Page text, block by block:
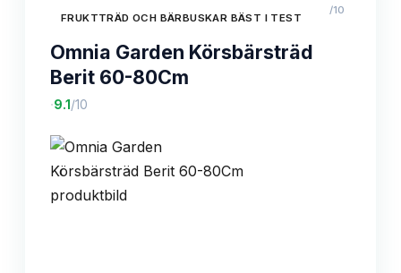
FRUKTTRÄD OCH BÄRBUSKAR BÄST I TEST
Omnia Garden Körsbärsträd
Berit 60-80Cm
·9.1 /10
/10